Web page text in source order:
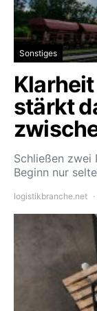
Sonstiges
stärkt
Schließen zwei
Beginn nur
logistikbranche.net